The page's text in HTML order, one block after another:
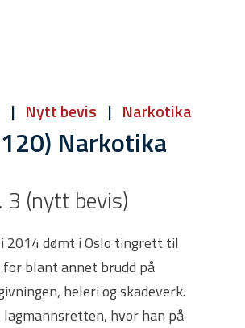
Nytt bevis Narkotika
Narkotika
3 (nytt bevis)
2014 dømt i Oslo tingrett til
blant annet brudd på
heleri og skadeverk.
hvor han på